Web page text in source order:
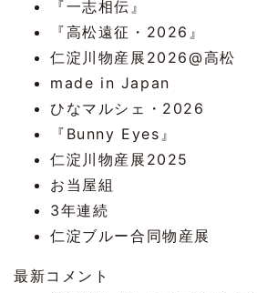
『一志相伝』
『高松遠征・2026』
仁淀川物産展2026@高松
made in Japan
ひなマルシェ・2026
『Bunny Eyes』
仁淀川物産展2025
お当屋組
3年連続
仁淀ブルー合同物産展
最新コメント